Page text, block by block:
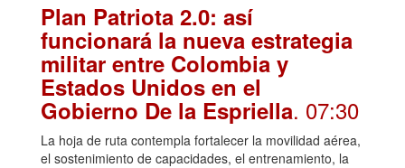
Plan Patriota 2.0: así
funcionará la nueva estrategia
militar entre Colombia y
Estados Unidos en el
Gobierno De la Espriella. 07:30
La hoja de ruta contempla fortalecer la movilidad aérea,
el sostenimiento de capacidades, el entrenamiento, la